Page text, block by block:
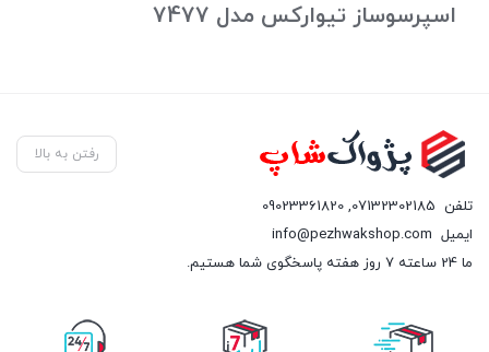
اسپرسوساز تیوارکس مدل 7477
رفتن به بالا
تلفن 07132302185
,
09023361820
ایمیل info@pezhwakshop.com
ما 24 ساعته 7 روز هفته پاسخگوی شما هستیم.